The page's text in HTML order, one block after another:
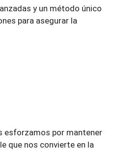
y un método único
para asegurar la
esforzamos por mantener
que nos convierte en la